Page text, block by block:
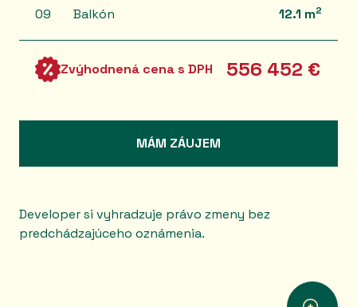
09 Balkón 12.1 m2
Zvýhodnená cena s DPH 556 452 €
MÁM ZÁUJEM
Developer si vyhradzuje právo zmeny bez
predchádzajúceho oznámenia.